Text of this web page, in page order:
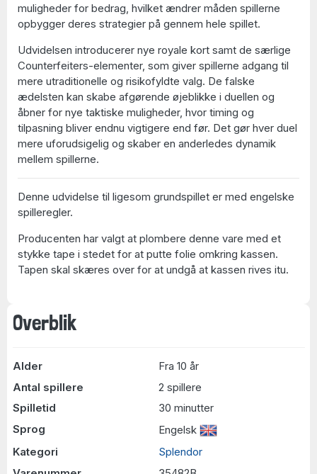
Overblik
Alder
Fra 10 år
Antal spillere
2 spillere
Spilletid
30 minutter
Sprog
Engelsk
Kategori
Splendor
muligheder for bedrag, hvilket ændrer måden spillerne
opbygger deres strategier på gennem hele spillet.
Udvidelsen introducerer nye royale kort samt de særlige
Counterfeiters-elementer, som giver spillerne adgang til
mere utraditionelle og risikofyldte valg. De falske
ædelsten kan skabe afgørende øjeblikke i duellen og
åbner for nye taktiske muligheder, hvor timing og
tilpasning bliver endnu vigtigere end før. Det gør hver duel
mere uforudsigelig og skaber en anderledes dynamik
mellem spillerne.
Denne udvidelse til ligesom grundspillet er med engelske
spilleregler.
Producenten har valgt at plombere denne vare med et
stykke tape i stedet for at putte folie omkring kassen.
Tapen skal skæres over for at undgå at kassen rives itu.